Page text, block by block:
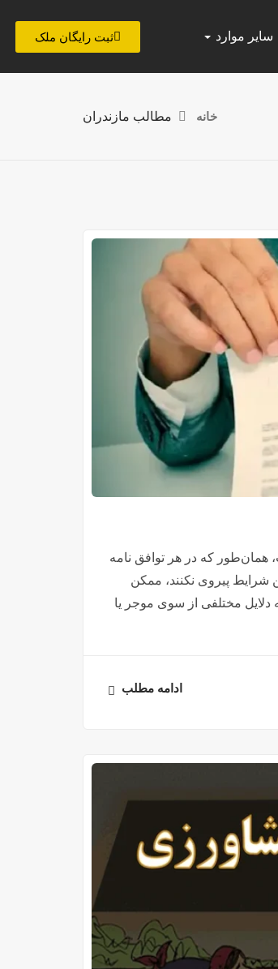
سایر موارد ثبت رایگان ملک
خانه مطالب مازندران
همان‌طور که در هر توافق نامه
شرایط پیروی نکنند، ممکن
دلایل مختلفی از سوی موجر یا
ادامه مطلب